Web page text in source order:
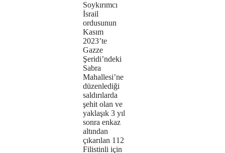
loaded,
because
network
Soykırımcı
İsrail
ordusunun
Kasım
2023’te
Gazze
Şeridi’ndeki
Sabra
Mahallesi’ne
düzenlediği
saldırılarda
şehit olan ve
yaklaşık 3 yıl
sonra enkaz
altından
çıkarılan 112
Filistinli için